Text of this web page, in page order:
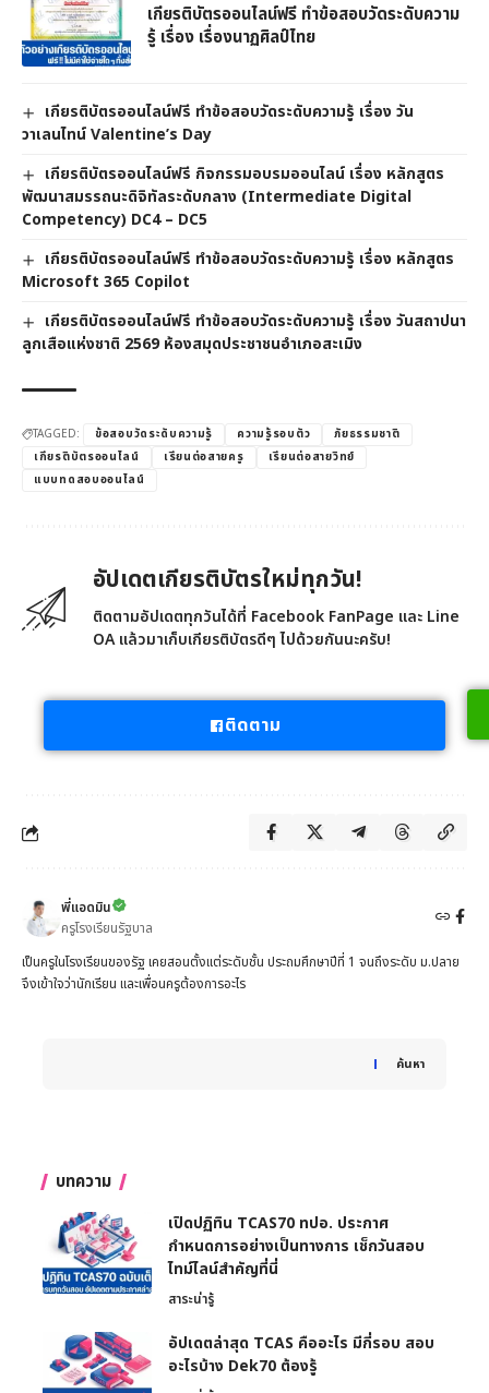
เกียรติบัตรออนไลน์ฟรี ทำข้อสอบวัดระดับความ
รู้ เรื่อง เรื่องนาฏศิลป์ไทย
เกียรติบัตรออนไลน์ฟรี ทำข้อสอบวัดระดับความรู้ เรื่อง วัน
วาเลนไทน์ Valentine’s Day
เกียรติบัตรออนไลน์ฟรี กิจกรรมอบรมออนไลน์ เรื่อง หลักสูตร
พัฒนาสมรรถนะดิจิทัลระดับกลาง (Intermediate Digital
Competency) DC4 – DC5
เกียรติบัตรออนไลน์ฟรี ทำข้อสอบวัดระดับความรู้ เรื่อง หลักสูตร
Microsoft 365 Copilot
เกียรติบัตรออนไลน์ฟรี ทำข้อสอบวัดระดับความรู้ เรื่อง วันสถาปนา
ลูกเสือแห่งชาติ 2569 ห้องสมุดประชาชนอำเภอสะเมิง
TAGGED: ข้อสอบวัดระดับความรู้ ความรู้รอบตัว
ภัยธรรมชาติ
เกียรติบัตรออนไลน์
เรียนต่อสายครู
เรียนต่อสายวิทย์
แบบทดสอบออนไลน์
อัปเดตเกียรติบัตรใหม่ทุกวัน!
ติดตามอัปเดตทุกวันได้ที่ Facebook FanPage และ Line
OA แล้วมาเก็บเกียรติบัตรดีๆ ไปด้วยกันนะครับ!
ติดตาม
พี่แอดมิน
ครูโรงเรียนรัฐบาล
เป็นครูในโรงเรียนของรัฐ เคยสอนตั้งแต่ระดับชั้น ประถมศึกษาปีที่ 1 จนถึงระดับ ม.ปลาย
จึงเข้าใจว่านักเรียน และเพื่อนครูต้องการอะไร
ค้นหา
When autocomplete results are available use up and
บทความ
เปิดปฏิทิน TCAS70 ทปอ. ประกาศ
กำหนดการอย่างเป็นทางการ เช็กวันสอบ
ไทม์ไลน์สำคัญที่นี่
สาระน่ารู้
อัปเดตล่าสุด TCAS คืออะไร มีกี่รอบ สอบ
อะไรบ้าง Dek70 ต้องรู้